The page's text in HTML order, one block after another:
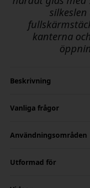
kanterna
Beskrivning
Vanliga frågor
Användningsområden
Utformad för